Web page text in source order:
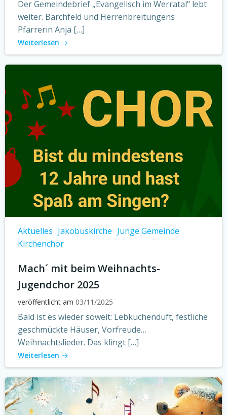
Der Gemeindebrief „Evangelisch im Werratal“ lebt
weiter. Barchfeld und Herrenbreitungens
Pfarrerin Anja […]
Weiterlesen
Aktuelles Jakobuskirche Junge Gemeinde
Kirchenchor
Mach´ mit beim Weihnachts-
Jugendchor 2025
veröffentlicht am 03/11/2025
Bald ist es wieder soweit: Lebkuchenduft, festliche
geschmückte Häuser, Vorfreude…
Weihnachtslieder. Das klingt […]
Weiterlesen